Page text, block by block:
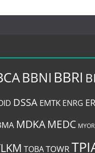
BBNI BBRI
DSSA EMTK ENRG
MDKA MEDC MYOR
TOBA TOWR